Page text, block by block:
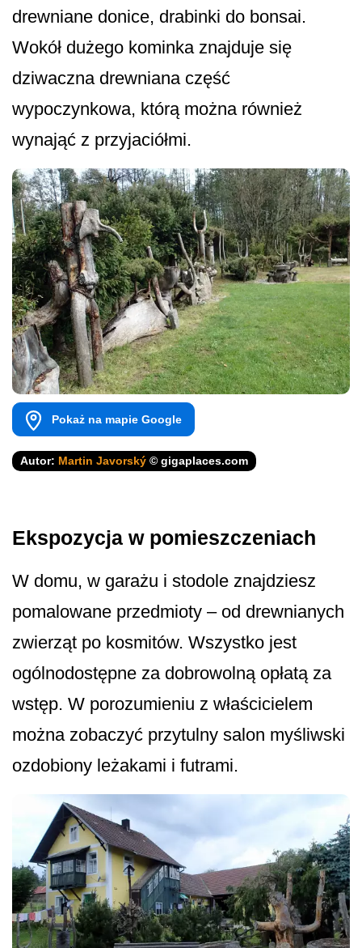
drewniane donice, drabinki do bonsai.
Wokół dużego kominka znajduje się
dziwaczna drewniana część
wypoczynkowa, którą można również
wynająć z przyjaciółmi.
Pokaż na mapie Google
Autor: Martin Javorský © gigaplaces.com
Ekspozycja w pomieszczeniach
W domu, w garażu i stodole znajdziesz
pomalowane przedmioty – od drewnianych
zwierząt po kosmitów. Wszystko jest
ogólnodostępne za dobrowolną opłatą za
wstęp. W porozumieniu z właścicielem
można zobaczyć przytulny salon myśliwski
ozdobiony leżakami i futrami.